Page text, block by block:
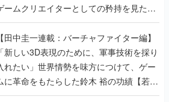
ームクリエイターとしての矜持を見た
若ゲのいたり最終回】
【田中圭一連載：バーチャファイター編】
「新しい3D表現のために、軍事技術を採り
れたい」世界情勢を味方につけて、ゲー
に革命をもたらした鈴木 裕の功績【若ゲ
いたり】